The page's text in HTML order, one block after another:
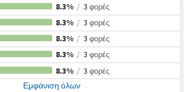
8.3% /3 φορές
8.3% /3 φορές
8.3% /3 φορές
8.3% /3 φορές
8.3% /3 φορές
Εμφάνιση όλων